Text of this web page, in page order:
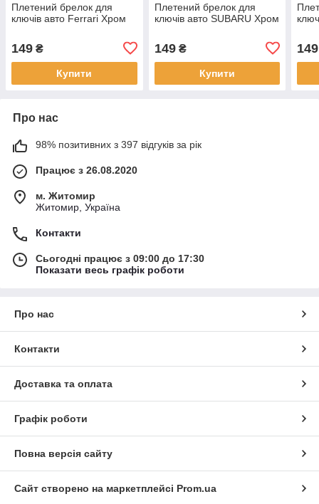
Плетений брелок для
ключів авто Ferrari Хром
149 ₴
Купити
Плетений брелок для
ключів авто SUBARU Хром
149₴
Купити
149
Про нас
98% позитивних з 397 відгуків за рік
Працює з 26.08.2020
м. Житомир
Житомир, Україна
Контакти
Сьогодні працює з 09:00 до 17:30
Показати весь графік роботи
Про нас
Контакти
Доставка та оплата
Графік роботи
Повна версія сайту
Сайт створено на маркетплейсі Prom.ua